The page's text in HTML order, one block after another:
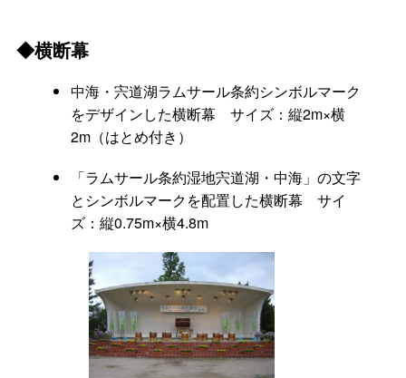
◆横断幕
中海・宍道湖ラムサール条約シンボルマーク
をデザインした横断幕 サイズ：縦2m×横
2m（はとめ付き）
「ラムサール条約湿地宍道湖・中海」の文字
とシンボルマークを配置した横断幕 サイ
ズ：縦0.75m×横4.8m